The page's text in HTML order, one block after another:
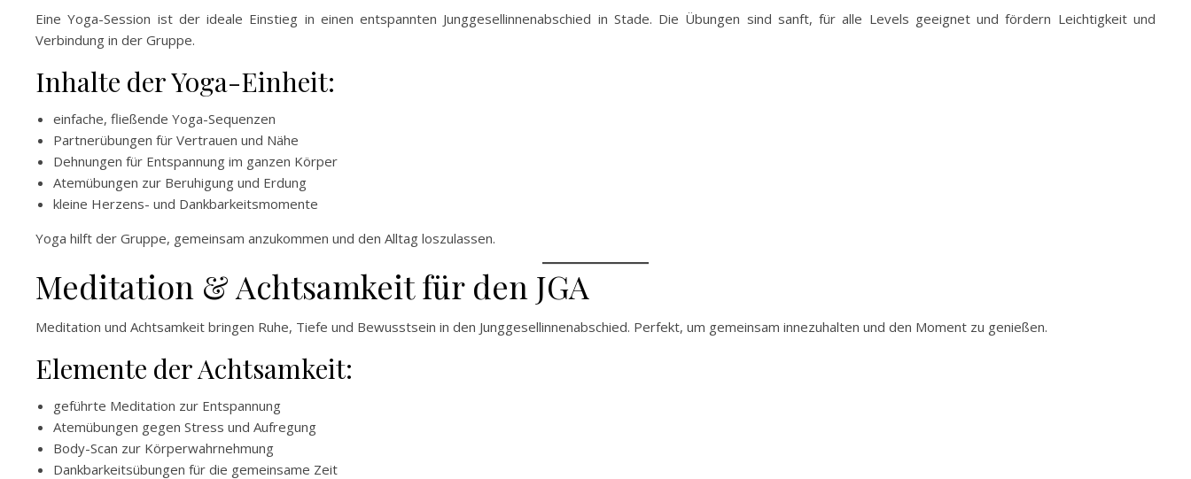
Eine Yoga-Session ist der ideale Einstieg in einen entspannten Junggesellinnenabschied in Stade. Die Übungen sind sanft, für alle Levels geeignet und fördern Leichtigkeit und
Verbindung in der Gruppe.
Inhalte der Yoga-Einheit:
einfache, fließende Yoga-Sequenzen
Partnerübungen für Vertrauen und Nähe
Dehnungen für Entspannung im ganzen Körper
Atemübungen zur Beruhigung und Erdung
kleine Herzens- und Dankbarkeitsmomente
Yoga hilft der Gruppe, gemeinsam anzukommen und den Alltag loszulassen.
Meditation & Achtsamkeit für den JGA
Meditation und Achtsamkeit bringen Ruhe, Tiefe und Bewusstsein in den Junggesellinnenabschied. Perfekt, um gemeinsam innezuhalten und den Moment zu genießen.
Elemente der Achtsamkeit:
geführte Meditation zur Entspannung
Atemübungen gegen Stress und Aufregung
Body-Scan zur Körperwahrnehmung
Dankbarkeitsübungen für die gemeinsame Zeit